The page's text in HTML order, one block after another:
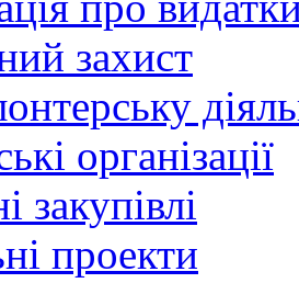
захист
організації
закупівлі
проекти